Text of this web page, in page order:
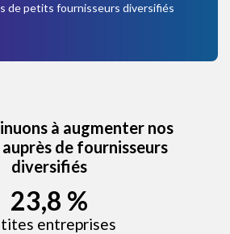
de petits fournisseurs diversifiés
à augmenter nos
auprès de fournisseurs
diversifiés
23,8 %
entreprises